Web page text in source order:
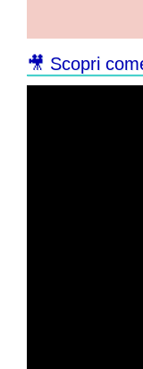
🎥 Scopri